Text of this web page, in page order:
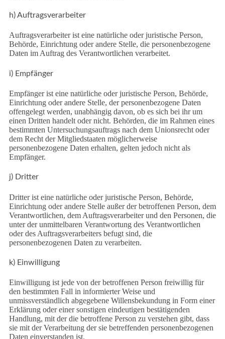
h) Auftragsverarbeiter
Auftragsverarbeiter ist eine natürliche oder juristische Person,
Behörde, Einrichtung oder andere Stelle, die personenbezogene
Daten im Auftrag des Verantwortlichen verarbeitet.
i) Empfänger
Empfänger ist eine natürliche oder juristische Person, Behörde,
Einrichtung oder andere Stelle, der personenbezogene Daten
offengelegt werden, unabhängig davon, ob es sich bei ihr um
einen Dritten handelt oder nicht. Behörden, die im Rahmen eines
bestimmten Untersuchungsauftrags nach dem Unionsrecht oder
dem Recht der Mitgliedstaaten möglicherweise
personenbezogene Daten erhalten, gelten jedoch nicht als
Empfänger.
j) Dritter
Dritter ist eine natürliche oder juristische Person, Behörde,
Einrichtung oder andere Stelle außer der betroffenen Person, dem
Verantwortlichen, dem Auftragsverarbeiter und den Personen, die
unter der unmittelbaren Verantwortung des Verantwortlichen
oder des Auftragsverarbeiters befugt sind, die
personenbezogenen Daten zu verarbeiten.
k) Einwilligung
Einwilligung ist jede von der betroffenen Person freiwillig für
den bestimmten Fall in informierter Weise und
unmissverständlich abgegebene Willensbekundung in Form einer
Erklärung oder einer sonstigen eindeutigen bestätigenden
Handlung, mit der die betroffene Person zu verstehen gibt, dass
sie mit der Verarbeitung der sie betreffenden personenbezogenen
Daten einverstanden ist.